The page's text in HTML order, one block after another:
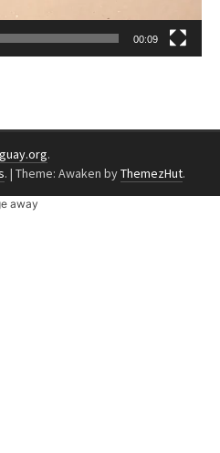
00:09
.
. | Theme: Awaken byThemezHut.
away